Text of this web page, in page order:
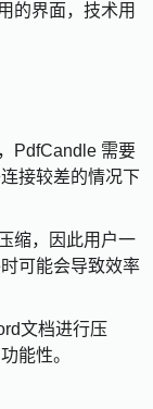
的界面，技术用
PdfCandle 需要
接较差的情况下
缩，因此用户一
可能会导致效率
文档进行压
能性。